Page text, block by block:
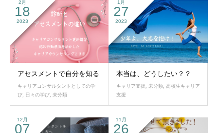
2月
18
2023
アセスメントで自分を知る
キャリアコンサルタントとしての学
び
日々の学び 未分類
1月
27
2023
本当は、どうしたい？？
キャリア支援 未分類 高校生キャリア
支援
12月
07
11月
26